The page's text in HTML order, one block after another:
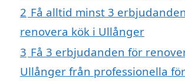
2 Få alltid minst 3
renovera kök i Ullånger
3 Få 3 erbjudanden för
Ullånger från professionella